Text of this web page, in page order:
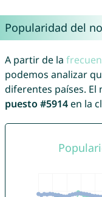
Popularidad del
A partir de la
podemos analizar
diferentes países. El
puesto #5914en la